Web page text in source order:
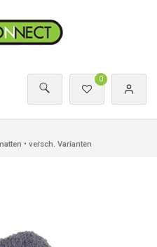
0
• versch. Varianten